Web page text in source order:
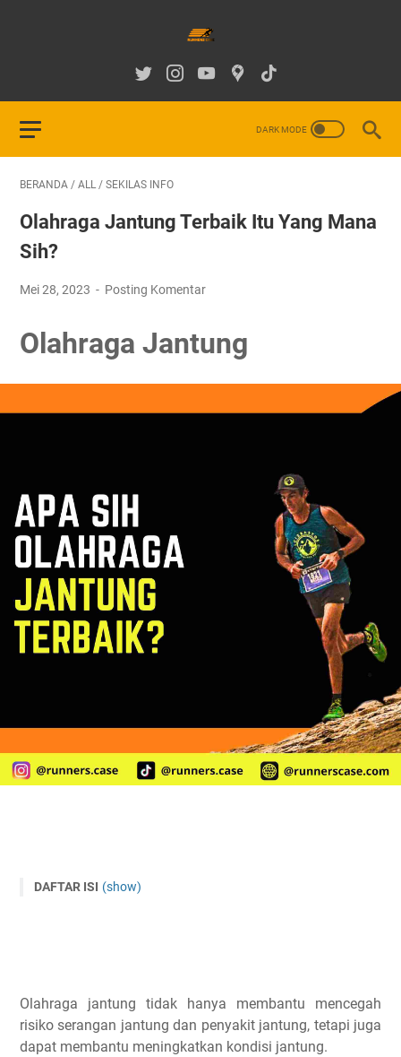
BERANDA / ALL / SEKILAS INFO
Olahraga Jantung Terbaik Itu Yang Mana
Sih?
Mei 28, 2023 Posting Komentar
Olahraga Jantung
DAFTAR ISI (show)
Tekanan darah normal
Menstabilkan kolesterol
Olahraga jantung tidak hanya membantu mencegah
risiko serangan jantung dan penyakit jantung, tetapi juga
dapat membantu meningkatkan kondisi jantung.